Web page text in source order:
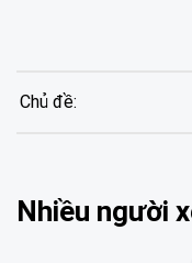
Chủ đề:
Nhiều người